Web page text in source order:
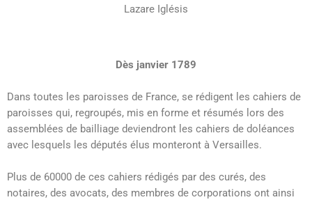
Lazare Iglésis
Dès janvier 1789
Dans toutes les paroisses de France, se rédigent les cahiers de
paroisses qui, regroupés, mis en forme et résumés lors des
assemblées de bailliage deviendront les cahiers de doléances
avec lesquels les députés élus monteront à Versailles.
Plus de 60000 de ces cahiers rédigés par des curés, des
notaires, des avocats, des membres de corporations ont ainsi